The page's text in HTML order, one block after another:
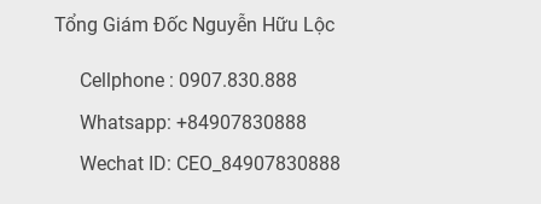
Tổng Giám Đốc Nguyễn Hữu Lộc
Cellphone : 0907.830.888
Whatsapp: +84907830888
Wechat ID: CEO_84907830888